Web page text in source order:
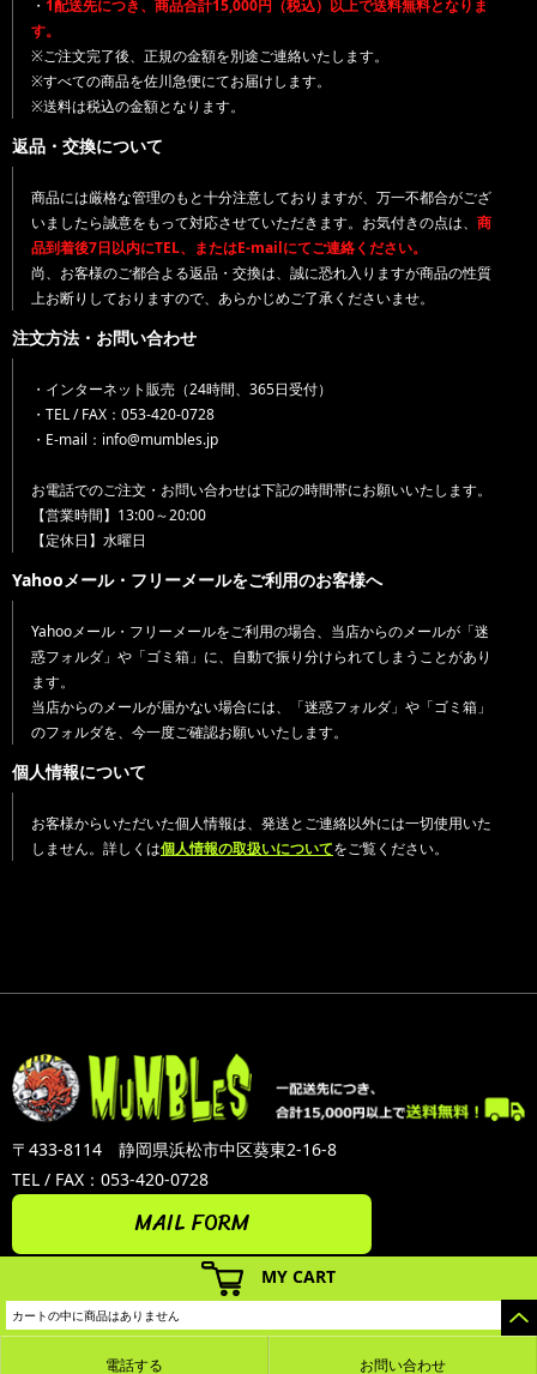
MY CART
カートの中に商品はありません
・ 1配送先につき、商品合計15,000円（税込）以上で送料無料となりま
す。
※ご注文完了後、正規の金額を別途ご連絡いたします。
※すべての商品を佐川急便にてお届けします。
※送料は税込の金額となります。
返品・交換について
商品には厳格な管理のもと十分注意しておりますが、万一不都合がござ
いましたら誠意をもって対応させていただきます。お気付きの点は、 商
品到着後7日以内にTEL、またはE-mailにてご連絡ください。
尚、お客様のご都合よる返品・交換は、誠に恐れ入りますが商品の性質
上お断りしておりますので、あらかじめご了承くださいませ。
注文方法・お問い合わせ
・インターネット販売（24時間、365日受付）
・TEL / FAX：053-420-0728
・E-mail：info@mumbles.jp
お電話でのご注文・お問い合わせは下記の時間帯にお願いいたします。
【営業時間】13:00～20:00
【定休日】水曜日
Yahooメール・フリーメールをご利用のお客様へ
Yahooメール・フリーメールをご利用の場合、当店からのメールが「迷
惑フォルダ」や「ゴミ箱」に、自動で振り分けられてしまうことがあり
ます。
当店からのメールが届かない場合には、「迷惑フォルダ」や「ゴミ箱」
のフォルダを、今一度ご確認お願いいたします。
個人情報について
お客様からいただいた個人情報は、発送とご連絡以外には一切使用いた
しません。詳しくは個人情報の取扱いについてをご覧ください。
〒433-8114 静岡県浜松市中区葵東2-16-8
TEL / FAX：053-420-0728
MAIL FORM
電話する お問い合わせ